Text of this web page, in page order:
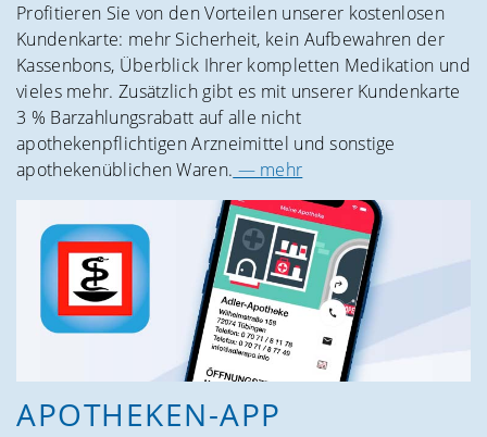
Profitieren Sie von den Vorteilen unserer kostenlosen
Kundenkarte: mehr Sicherheit, kein Aufbewahren der
Kassenbons, Überblick Ihrer kompletten Medikation und
vieles mehr. Zusätzlich gibt es mit unserer Kundenkarte
3 % Barzahlungsrabatt auf alle nicht
apothekenpflichtigen Arzneimittel und sonstige
apothekenüblichen Waren. — mehr
APOTHEKEN-APP